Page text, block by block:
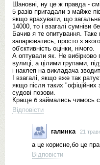
Шановні, ну це ж правда -
5 разів пригадали з майже
якщо врахувати, що
14000, то і взагалі сумніви
Бачив я те опитування.
запарюватись, просто з
об'єктивність оцінки, нічого.
А оптували як. Не вибірково
вулиці, а цілими групами,
і наклеп на викладача
І взагалі, якщо вже так
якщо після таких
судові позови.
Краще б займались чимось
Відповісти
галинка 21
а це корисне,бо це
Відповісти